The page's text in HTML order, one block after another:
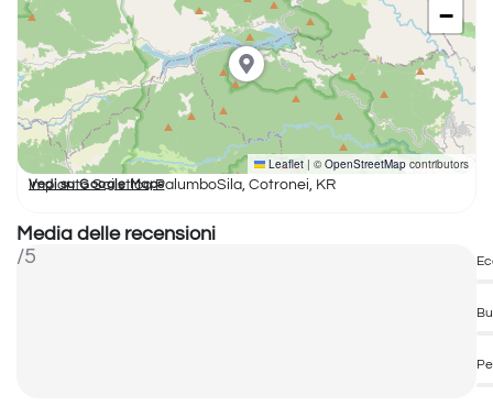
−
Leaflet | © OpenStreetMap contributors
Impianto Sciistico PalumboSila, Cotronei, KR
Vedi su Google Maps
Media delle recensioni
/5